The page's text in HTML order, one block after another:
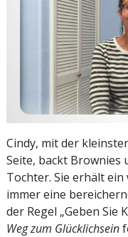
Cindy, mit der
Seite, backt
Tochter. Sie erhält
immer eine
der Regel „Geben Sie
Weg zum Glücklichsein